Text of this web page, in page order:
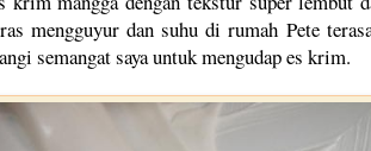
mengguyur dan suhu di rumah Pete
semangat saya untuk mengudap es krim.